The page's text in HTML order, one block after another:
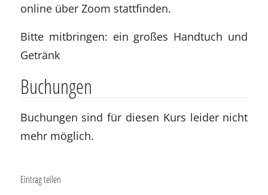
online über Zoom stattfinden.
Bitte mitbringen: ein großes Handtuch und
Getränk
Buchungen
Buchungen sind für diesen Kurs leider nicht
mehr möglich.
Eintrag teilen